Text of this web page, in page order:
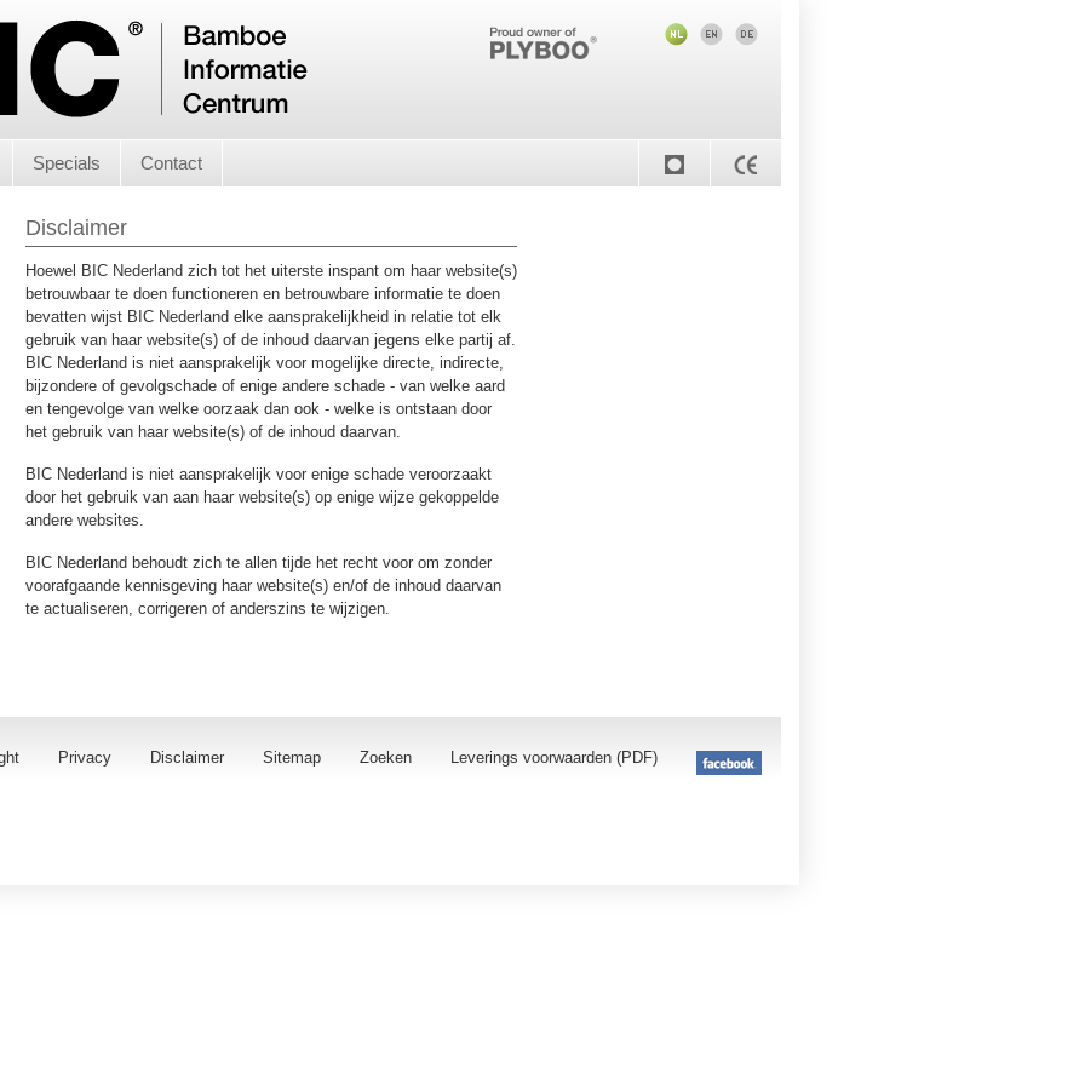
Specials Contact
Disclaimer
Hoewel BIC Nederland zich tot het uiterste inspant om haar website(s)
betrouwbaar te doen functioneren en betrouwbare informatie te doen
bevatten wijst BIC Nederland elke aansprakelijkheid in relatie tot elk
gebruik van haar website(s) of de inhoud daarvan jegens elke partij af.
BIC Nederland is niet aansprakelijk voor mogelijke directe, indirecte,
bijzondere of gevolgschade of enige andere schade - van welke aard
en tengevolge van welke oorzaak dan ook - welke is ontstaan door
het gebruik van haar website(s) of de inhoud daarvan.
BIC Nederland is niet aansprakelijk voor enige schade veroorzaakt
door het gebruik van aan haar website(s) op enige wijze gekoppelde
andere websites.
BIC Nederland behoudt zich te allen tijde het recht voor om zonder
voorafgaande kennisgeving haar website(s) en/of de inhoud daarvan
te actualiseren, corrigeren of anderszins te wijzigen.
Privacy Disclaimer Sitemap Zoeken Leverings voorwaarden (PDF)